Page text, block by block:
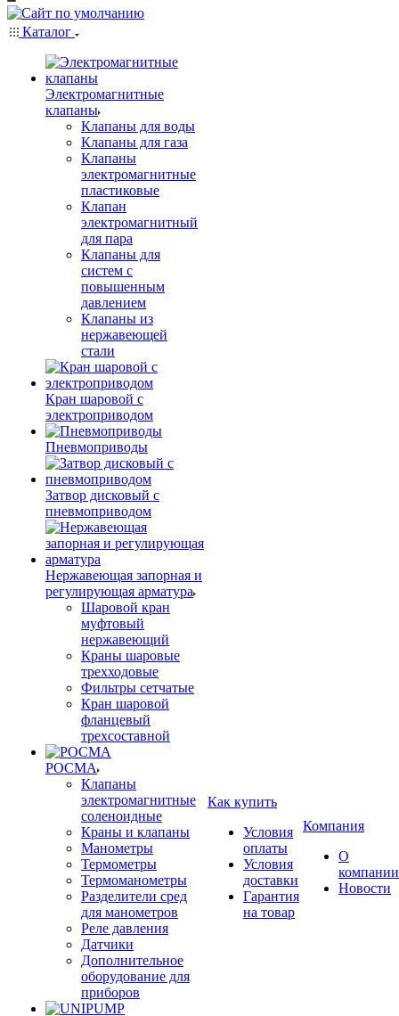
Каталог
Электромагнитные
клапаны
Клапаны для воды
Клапаны для газа
Клапаны
электромагнитные
пластиковые
Клапан
электромагнитный
для пара
Клапаны для
систем с
повышенным
давлением
Клапаны из
нержавеющей
стали
Кран шаровой с
электроприводом
Пневмоприводы
Затвор дисковый с
пневмоприводом
Нержавеющая запорная и
регулирующая арматура
Шаровой кран
муфтовый
нержавеющий
Краны шаровые
трехходовые
Фильтры сетчатые
Кран шаровой
фланцевый
трехсоставной
РОСМА
Клапаны
электромагнитные
соленоидные
Краны и клапаны
Манометры
Термометры
Термоманометры
Разделители сред
для манометров
Реле давления
Датчики
Дополнительное
оборудование для
приборов
Как купить
Условия
оплаты
Условия
доставки
Гарантия
на товар
Компания
О
компании
Новости